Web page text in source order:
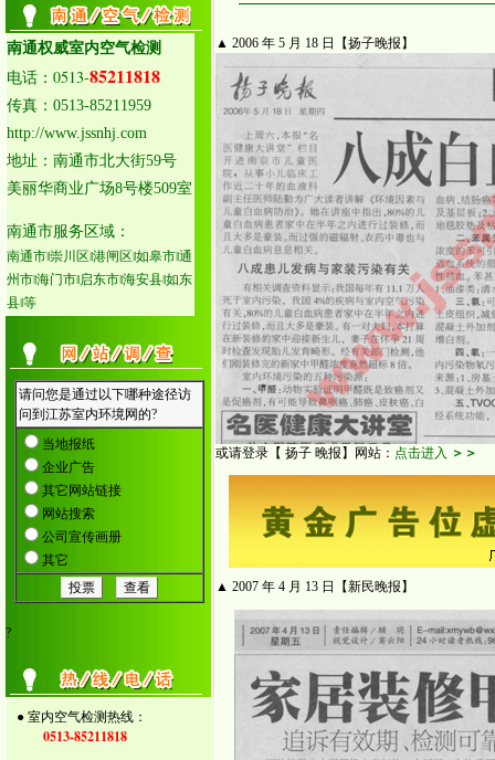
南通权威室内空气检测
电话： 0513-85211818
传真：0513-85211959
http://www.jssnhj.com
地址：南通市北大街59号
美丽华商业广场8号楼509室
南通市服务区域：
南通市‖崇川区‖港闸区‖如皋市‖通
州市‖海门市‖启东市‖海安县‖如东
县‖等
?
● 室内空气检测热线：
0513-85211818
▲ 2006 年 5 月 18 日【扬子晚报】
或请登录【 扬子 晚报】网站： 点击进入 ＞＞
▲ 2007 年 4 月 13 日【新民晚报】